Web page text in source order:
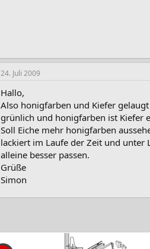
24. Juli 2009
Hallo,
Also honigfarben und Kiefer
grünlich und honigfarben ist Kiefer
Soll Eiche mehr honigfarben
lackiert im Laufe der Zeit und unter
alleine besser passen.
Grüße
Simon